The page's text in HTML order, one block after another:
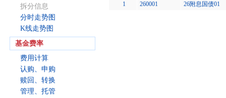
拆分信息
分时走势图
K线走势图
基金费率
费用计算
认购、申购
赎回、转换
管理、托管
1
260001 26附息国债01